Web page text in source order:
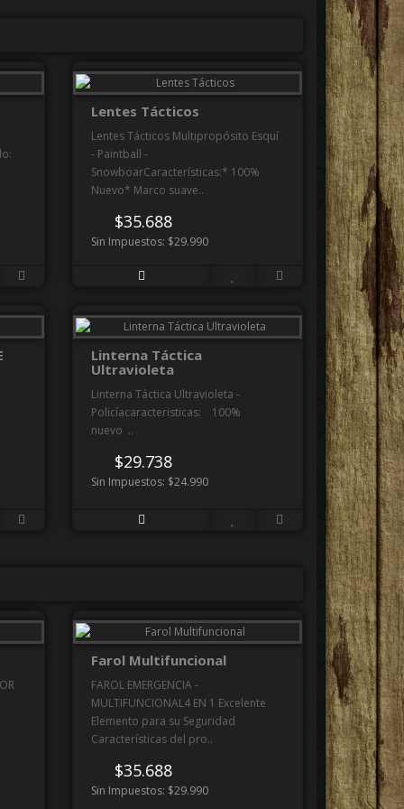
Lentes Tácticos
Lentes Tácticos Multipropósito Esquí
- Paintball -
SnowboarCaracterísticas:* 100%
Nuevo* Marco suave..
$35.688
Sin Impuestos: $29.990
Linterna Táctica
Ultravioleta
Linterna Táctica Ultravioleta -
Policíacaracteristicas: 100%
nuevo ..
$29.738
Sin Impuestos: $24.990
Farol Multifuncional
FAROL EMERGENCIA -
MULTIFUNCIONAL4 EN 1 Excelente
Elemento para su Seguridad
Características del pro..
$35.688
Sin Impuestos: $29.990